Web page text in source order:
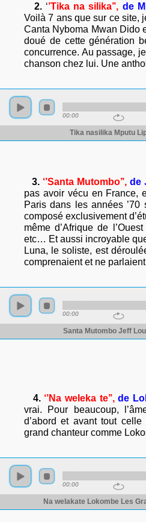
2. ‘’Tika na silika’’, de
Voilà 7 ans que sur ce site,
Canta Nyboma Mwan Dido
doué de cette génération
concurrence. Au passage,
chanson chez lui. Une
3. ‘’Santa Mutombo’’, de
pas avoir vécu en France,
Paris dans les années
composé exclusivement
même d’Afrique de
etc… Et aussi incroyable
Luna, le soliste, est
comprenaient et ne
4. ‘’Na weleka te’’,de
vrai. Pour beaucoup,
d’abord et avant tout
grand chanteur comme